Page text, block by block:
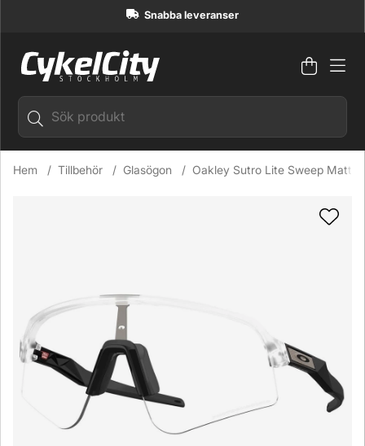
Snabba leveranser
Antal i
.
Hem Tillbehör Glasögon Oakley Sutro Lite Sweep Matte
Produktbilder Oakley Sutro Lite Sweep Matte Clear/